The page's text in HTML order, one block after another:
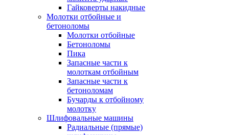
Гайковерты накидные
Молотки отбойные и
бетоноломы
Молотки отбойные
Бетоноломы
Пика
Запасные части к
молоткам отбойным
Запасные части к
бетоноломам
Бучарды к отбойному
молотку
Шлифовальные машины
Радиальные (прямые)